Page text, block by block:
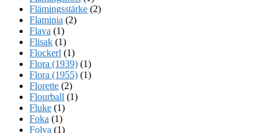
Flämingsstärke (2)
Flaminia (2)
Flava (1)
Flisak (1)
Flockerl (1)
Flora (1939) (1)
Flora (1955) (1)
Florette (2)
Flourball (1)
Fluke (1)
Foka (1)
Folva (1)